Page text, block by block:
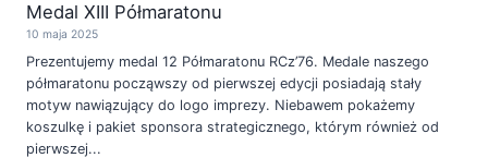
Medal XIII Półmaratonu
10 maja 2025
Prezentujemy medal 12 Półmaratonu RCz’76. Medale naszego
półmaratonu począwszy od pierwszej edycji posiadają stały
motyw nawiązujący do logo imprezy. Niebawem pokażemy
koszulkę i pakiet sponsora strategicznego, którym również od
pierwszej...